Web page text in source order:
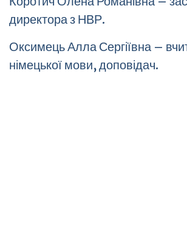
директора з НВР.
Оксимець Алла Сергіївна –
німецької мови, доповідач.